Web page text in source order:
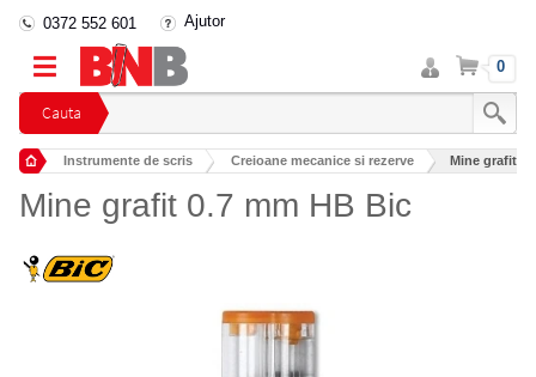
Cauta
0372 552 601 Ajutor
Intra
in
cont
Cos 0
Instrumente de scris Creioane mecanice si rezerve Mine grafit
Mine grafit 0.7 mm HB Bic